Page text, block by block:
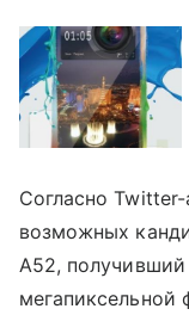
Согласно
возможных
A52,
мегапиксельной